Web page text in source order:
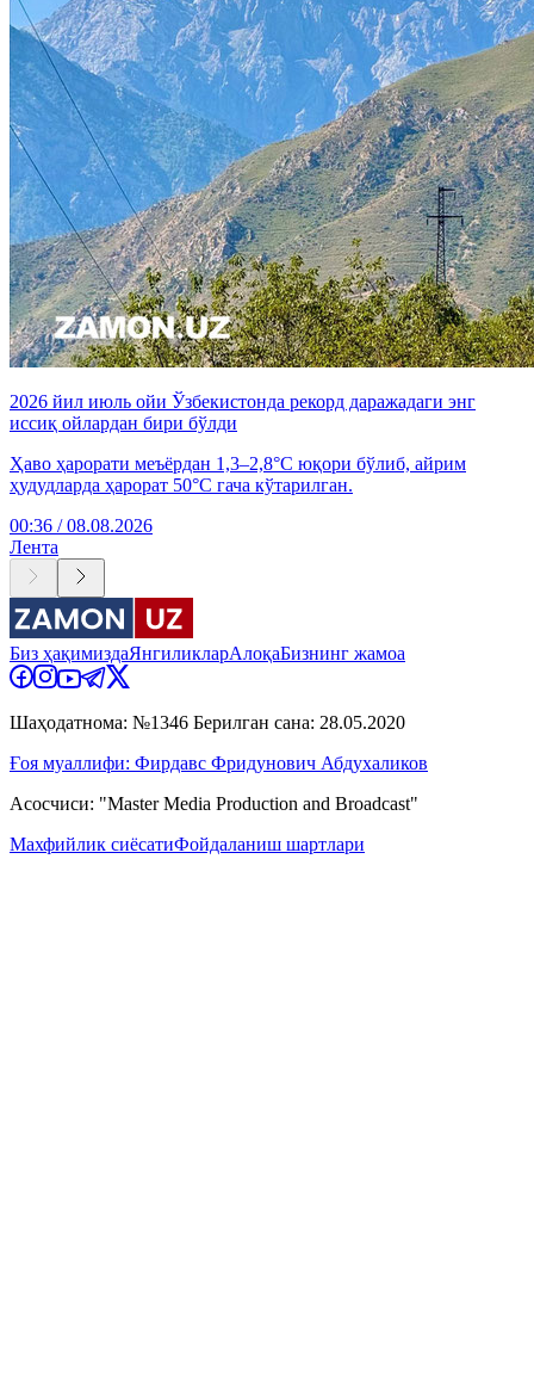
2026 йил июль ойи Ўзбекистонда рекорд даражадаги энг
иссиқ ойлардан бири бўлди
Ҳаво ҳарорати меъёрдан 1,3–2,8°C юқори бўлиб, айрим
ҳудудларда ҳарорат 50°C гача кўтарилган.
00:36 / 08.08.2026
Лента
Биз ҳақимиздаЯнгиликларАлоқаБизнинг жамоа
Шаҳодатнома: №1346 Берилган сана: 28.05.2020
Ғоя муаллифи: Фирдавс Фридунович Абдухаликов
Асосчиси: "Master Media Production and Broadcast"
Махфийлик сиёсатиФойдаланиш шартлари